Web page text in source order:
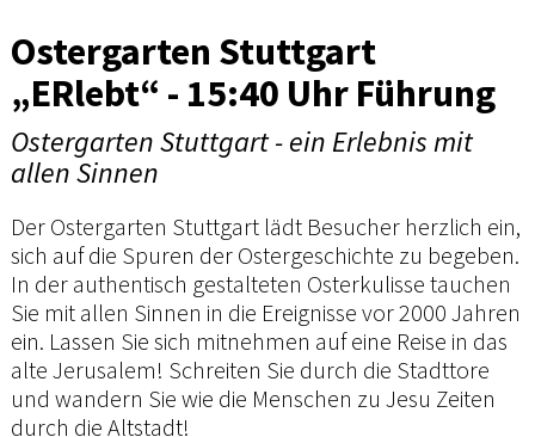
Ostergarten Stuttgart
„ERlebt“ - 15:40 Uhr Führung
Ostergarten Stuttgart - ein Erlebnis mit
allen Sinnen
Der Ostergarten Stuttgart lädt Besucher herzlich ein,
sich auf die Spuren der Ostergeschichte zu begeben.
In der authentisch gestalteten Osterkulisse tauchen
Sie mit allen Sinnen in die Ereignisse vor 2000 Jahren
ein. Lassen Sie sich mitnehmen auf eine Reise in das
alte Jerusalem! Schreiten Sie durch die Stadttore
und wandern Sie wie die Menschen zu Jesu Zeiten
durch die Altstadt!